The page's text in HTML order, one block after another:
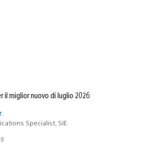
il miglior nuovo di luglio 2026
Specialist, SIE
8